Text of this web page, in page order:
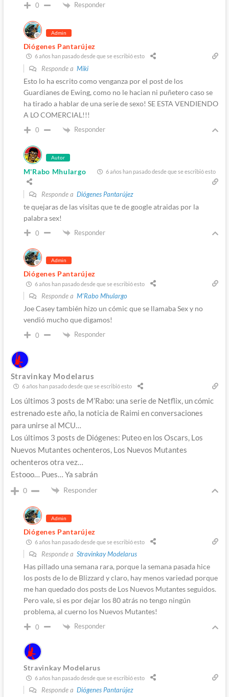
0 Responder
Admin
Diógenes Pantarújez
6 años han pasado desde que se escribió esto
Responde a Miki
Esto lo ha escrito como venganza por el post de los
Guardianes de Ewing, como no le hacian ni puñetero caso se
ha tirado a hablar de una serie de sexo! SE ESTA VENDIENDO
A LO COMERCIAL!!!
0 Responder
Autor
M'Rabo Mhulargo 6 años han pasado desde que se escribió esto
Responde a Diógenes Pantarújez
te quejaras de las visitas que te de google atraidas por la
palabra sex!
0 Responder
Admin
Diógenes Pantarújez
6 años han pasado desde que se escribió esto
Responde a M'Rabo Mhulargo
Joe Casey también hizo un cómic que se llamaba Sex y no
vendió mucho que digamos!
0 Responder
Stravinkay Modelarus
6 años han pasado desde que se escribió esto
Los últimos 3 posts de M’Rabo: una serie de Netflix, un cómic
estrenado este año, la noticia de Raimi en conversaciones
para unirse al MCU…
Los últimos 3 posts de Diógenes: Puteo en los Oscars, Los
Nuevos Mutantes ochenteros, Los Nuevos Mutantes
ochenteros otra vez…
Estooo… Pues… Ya sabrán
0 Responder
Admin
Diógenes Pantarújez
6 años han pasado desde que se escribió esto
Responde a Stravinkay Modelarus
Has pillado una semana rara, porque la semana pasada hice
los posts de lo de Blizzard y claro, hay menos variedad porque
me han quedado dos posts de Los Nuevos Mutantes seguidos.
Pero vale, si es por dejar los 80 atrás no tengo ningún
problema, al cuerno los Nuevos Mutantes!
0 Responder
Stravinkay Modelarus
6 años han pasado desde que se escribió esto
Responde a Diógenes Pantarújez